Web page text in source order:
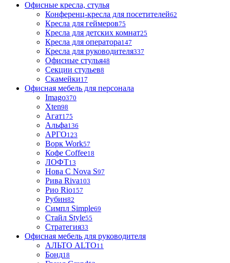
Офисные кресла, стулья
Конференц-кресла для посетителей62
Кресла для геймеров75
Кресла для детских комнат25
Кресла для оператора147
Кресла для руководителя337
Офисные стулья48
Секции стульев8
Скамейки17
Офисная мебель для персонала
Imago370
Xten98
Агат175
Альфа136
АРГО123
Ворк Work57
Кофе Coffee18
ЛОФТ13
Нова С Nova S97
Рива Riva103
Рио Rio157
Рубин82
Симпл Simple69
Стайл Style55
Стратегия33
Офисная мебель для руководителя
АЛЬТО ALTO11
Бонд18